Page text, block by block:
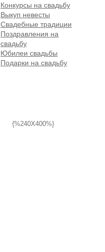
Конкурсы на свадьбу
Выкуп невесты
Свадебные традиции
Поздравления на
свадьбу
Юбилеи свадьбы
Подарки на свадьбу
{%240X400%}